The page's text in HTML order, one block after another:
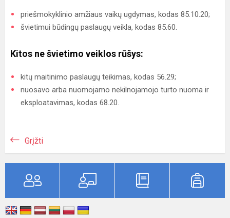
priešmokyklinio amžiaus vaikų ugdymas, kodas 85.10.20;
švietimui būdingų paslaugų veikla, kodas 85.60.
Kitos ne švietimo veiklos rūšys:
kitų maitinimo paslaugų teikimas, kodas 56.29;
nuosavo arba nuomojamo nekilnojamojo turto nuoma ir
eksploatavimas, kodas 68.20.
Grįžti